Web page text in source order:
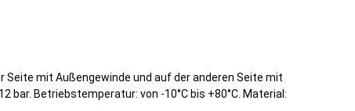
Seite mit Außengewinde und auf der anderen Seite mit
bar. Betriebstemperatur: von -10°C bis +80°C. Material: